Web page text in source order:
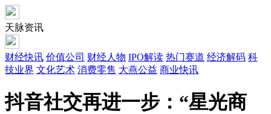
天脉资讯
财经快讯 价值公司 财经人物 IPO解读 热门赛道 经济解码 科
技业界 文化艺术 消费零售 大燕公益 商业快讯
抖音社交再进一步：“星光商